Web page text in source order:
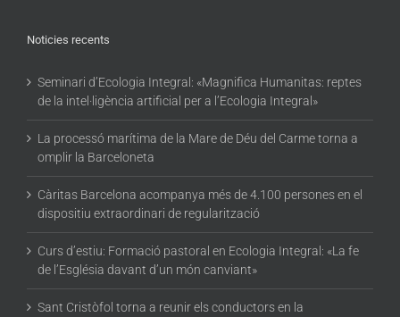
Noticies recents
Seminari d’Ecologia Integral: «Magnifica Humanitas: reptes
de la intel·ligència artificial per a l’Ecologia Integral»
La processó marítima de la Mare de Déu del Carme torna a
omplir la Barceloneta
Càritas Barcelona acompanya més de 4.100 persones en el
dispositiu extraordinari de regularització
Curs d’estiu: Formació pastoral en Ecologia Integral: «La fe
de l’Església davant d’un món canviant»
Sant Cristòfol torna a reunir els conductors en la